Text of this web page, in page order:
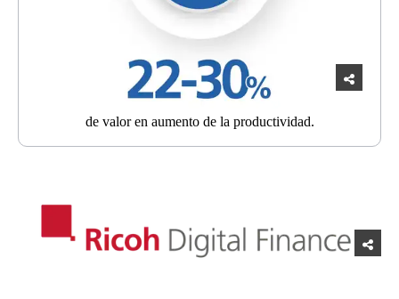
de valor en aumento de la productividad.